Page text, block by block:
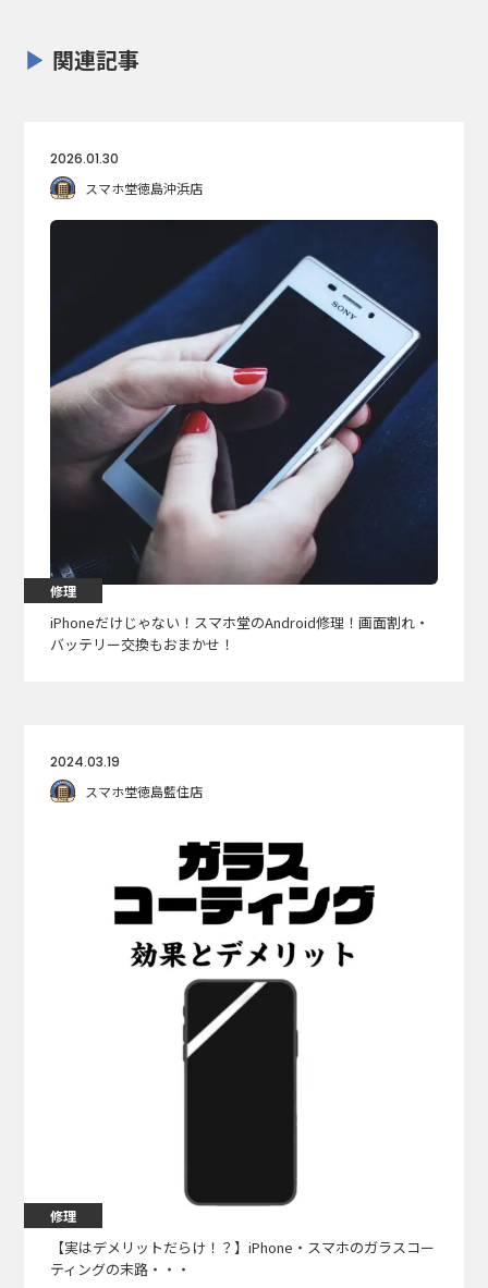
関連記事
2026.01.30
スマホ堂徳島沖浜店
修理
iPhoneだけじゃない！スマホ堂のAndroid修理！画面割れ・
バッテリー交換もおまかせ！
2024.03.19
スマホ堂徳島藍住店
修理
【実はデメリットだらけ！？】iPhone・スマホのガラスコー
ティングの末路・・・